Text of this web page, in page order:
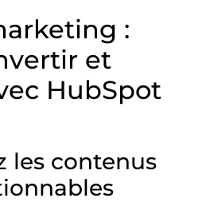
:
et
HubSpot
les contenus